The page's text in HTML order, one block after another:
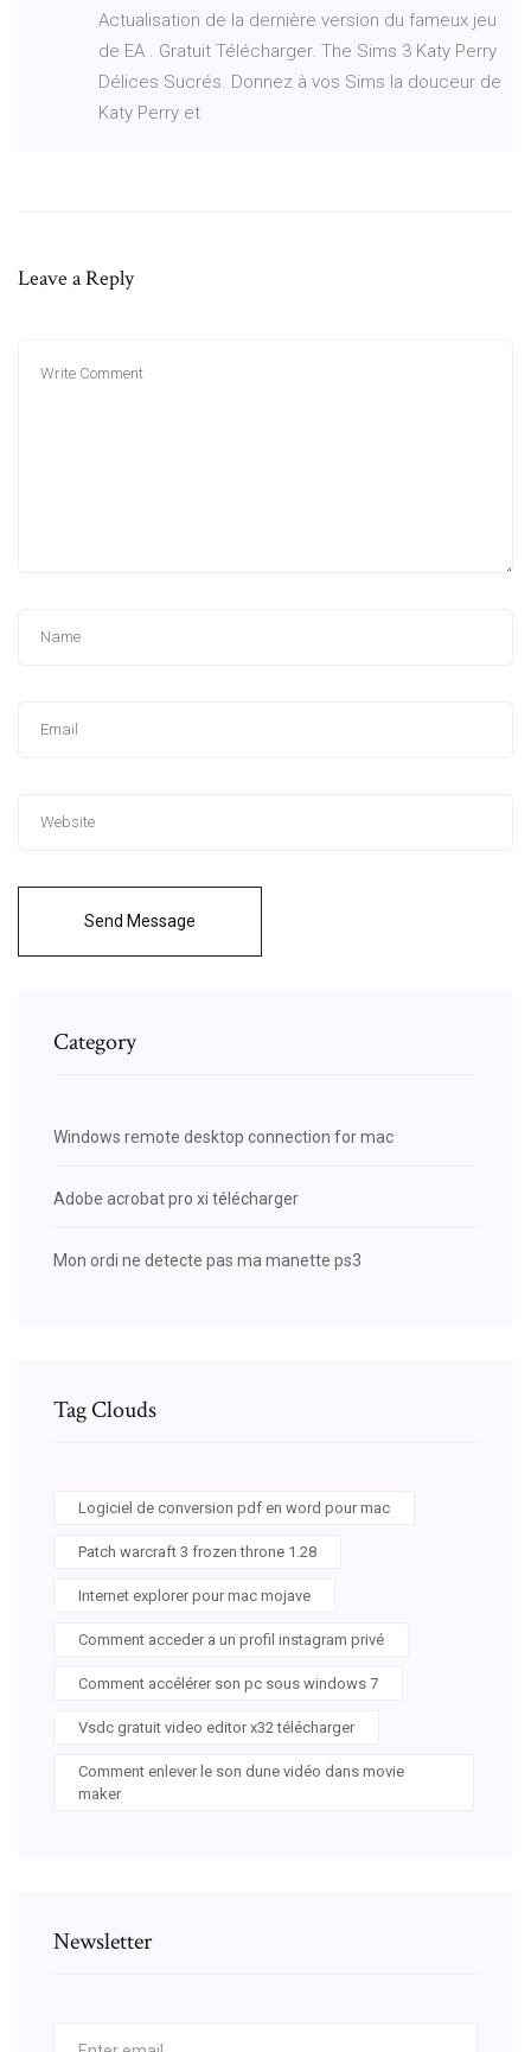
Actualisation de la dernière version du fameux jeu
de EA . Gratuit Télécharger. The Sims 3 Katy Perry
Délices Sucrés. Donnez à vos Sims la douceur de
Katy Perry et
Leave a Reply
Send Message
Category
Windows remote desktop connection for mac
Adobe acrobat pro xi télécharger
Mon ordi ne detecte pas ma manette ps3
Tag Clouds
Logiciel de conversion pdf en word pour mac
Patch warcraft 3 frozen throne 1.28
Internet explorer pour mac mojave
Comment acceder a un profil instagram privé
Comment accélérer son pc sous windows 7
Vsdc gratuit video editor x32 télécharger
Comment enlever le son dune vidéo dans movie
maker
Newsletter